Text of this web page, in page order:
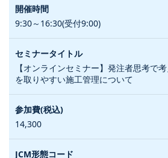
9:30～16:30(受付9:00)
【オンラインセミナー】発注者思考で
を取りやすい施工管理について
14,300